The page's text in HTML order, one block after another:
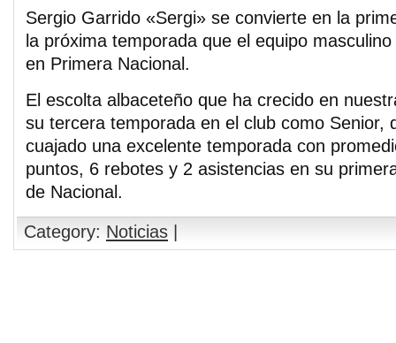
Sergio Garrido «Sergi» se convierte en la
la próxima temporada que el equipo
en Primera Nacional.
El escolta albaceteño que ha crecido en
su tercera temporada en el club como Senior,
cuajado una excelente temporada con
puntos, 6 rebotes y 2 asistencias en su
de Nacional.
Category: Noticias